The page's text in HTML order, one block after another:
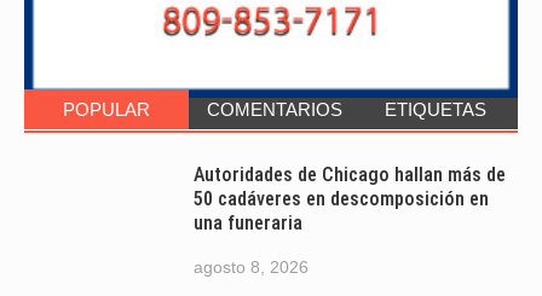
POPULAR COMENTARIOS ETIQUETAS
Autoridades de Chicago hallan más de
50 cadáveres en descomposición en
una funeraria
agosto 8, 2026